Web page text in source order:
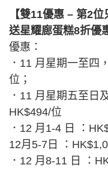
【雙11優惠 – 第2
送星耀廊蛋糕8折優
優惠：
．11 月星期一至四
位；
．11 月星期五至日
HK$494/位
．12 月1-4 日 ：
12月5-7日 ：
．12 月8-11 日 ：